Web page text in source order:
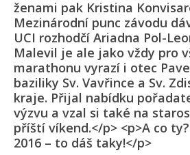
ženami pak Kristina
Mezinárodní punc závodu
UCI rozhodčí Ariadna Pol-
Malevil je ale jako vždy pro
marathonu vyrazí i otec
baziliky Sv. Vavřince a Sv.
kraje. Přijal nabídku
výzvu a vzal si také na
příští víkend.</p> <p>A co
2016 – to dáš taky!</p>